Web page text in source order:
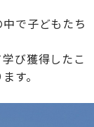
で子どもたち
び獲得したこ
す。